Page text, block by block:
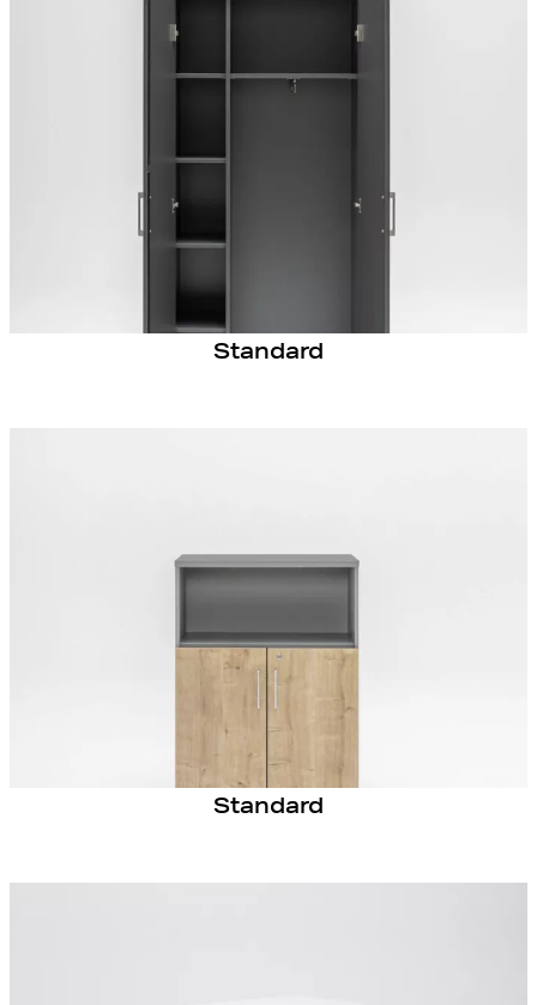
Standard
Standard